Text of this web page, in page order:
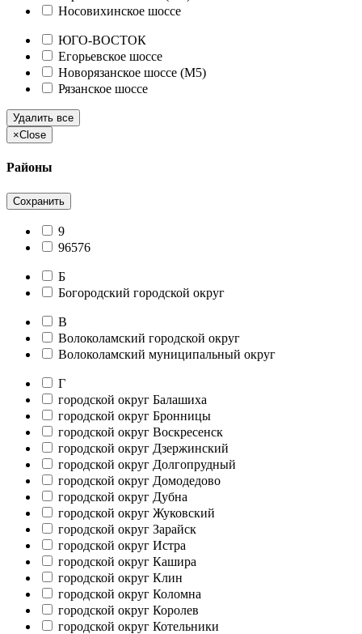
Носовихинское шоссе
ЮГО-ВОСТОК
Егорьевское шоссе
Новорязанское шоссе (М5)
Рязанское шоссе
Удалить все
×Close
Районы
Сохранить
9
96576
Б
Богородский городской округ
В
Волоколамский городской округ
Волоколамский муниципальный округ
Г
городской округ Балашиха
городской округ Бронницы
городской округ Воскресенск
городской округ Дзержинский
городской округ Долгопрудный
городской округ Домодедово
городской округ Дубна
городской округ Жуковский
городской округ Зарайск
городской округ Истра
городской округ Кашира
городской округ Клин
городской округ Коломна
городской округ Королев
городской округ Котельники